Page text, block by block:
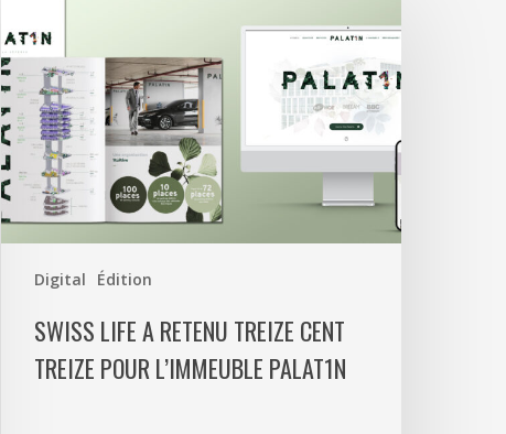
Digital Édition
a
retenu
Treize
Cent
Treize
pour
l’immeuble
Palat1n
SWISS LIFE A RETENU TREIZE CENT
TREIZE POUR L’IMMEUBLE PALAT1N